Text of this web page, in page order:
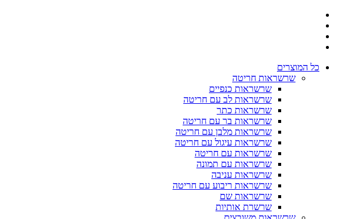
כל המוצרים
שרשראות חריטה
שרשראות כנפיים
שרשראות לב עם חריטה
שרשראות כתר
שרשראות בר עם חריטה
שרשראות מלבן עם חריטה
שרשראות עיגול עם חריטה
שרשראות עם חריטה
שרשראות עם תמונה
שרשראות עניבה
שרשראות ריבוע עם חריטה
שרשראות שם
שרשרת אותיות